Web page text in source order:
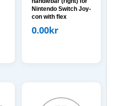
Nintendo Switch Joy-
con with flex
0.00kr